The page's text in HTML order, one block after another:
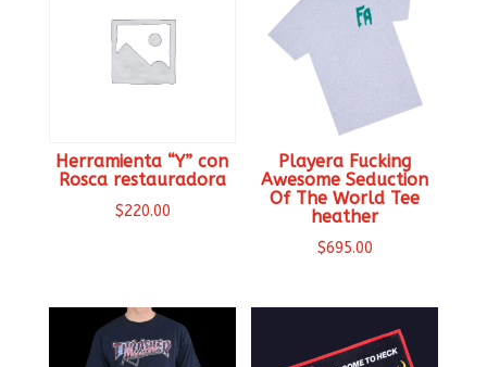
Herramienta “Y” con
Rosca restauradora
$220.00
Playera Fucking
Awesome Seduction
Of The World Tee
heather
$695.00